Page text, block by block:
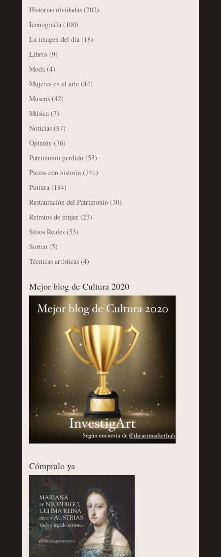
Historias olvidadas(202)
Iconografía(100)
La imagen del día(18)
Libros(9)
Moda(4)
Mujeres en el arte(44)
Museos(42)
Música(7)
Noticias(87)
Opinión (36)
Patrimonio perdido(53)
Piezas con historia(141)
Pintura(184)
Restauración del Patrimonio(30)
Retratos de mujer(23)
Sitios Reales(53)
Sorteo(5)
Técnicas artísticas(4)
Mejor blog de Cultura 2020
Cómpralo ya